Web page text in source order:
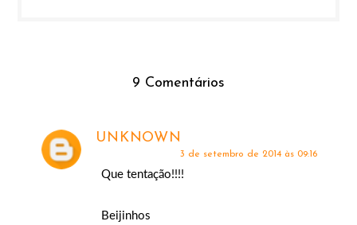
9 Comentários
UNKNOWN
3 de setembro de 2014 às 09:16
Que tentação!!!!
Beijinhos